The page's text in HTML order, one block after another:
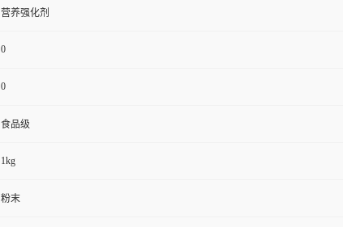
营养强化剂
0
0
食品级
1kg
粉末